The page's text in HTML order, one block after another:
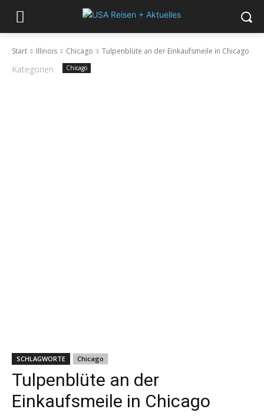
Start Illinois Chicago Tulpenblüte an der Einkaufsmeile in Chicago
Kategorien Chicago
SCHLAGWORTE Chicago
Tulpenblüte an der
Einkaufsmeile in Chicago